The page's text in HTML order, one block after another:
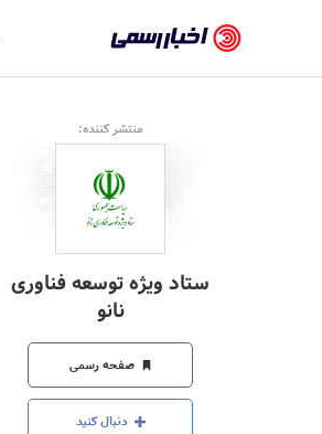
رسمی
-
اخبار
تایید
شده
شرکت‌ها،
سازمان‌ها
و
روابط
عمومی‌ها
منتشر کننده:
ستاد ویژه توسعه فناوری
نانو
صفحه رسمی
دنبال کنید